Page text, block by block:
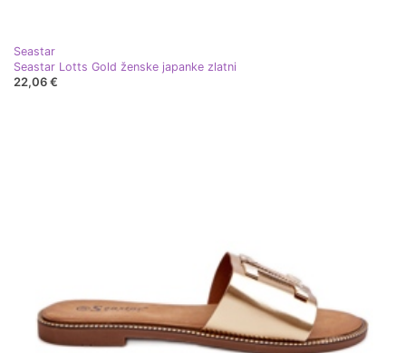
Seastar
Seastar Lotts Gold ženske japanke zlatni
22,06 €